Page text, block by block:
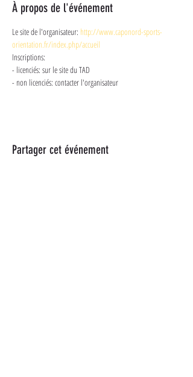
À propos de l'événement
Le site de l'organisateur: http://www.caponord-sports-
orientation.fr/index.php/accueil
Inscriptions:
- licenciés: sur le site du TAD
- non licenciés: contacter l'organisateur
Partager cet événement